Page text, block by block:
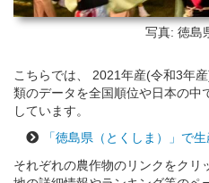
写真: 徳島
こちらでは、 2021年産(令和3年
類のデータを全国順位や日本の中
しています。
「徳島県（とくしま）」で
それぞれの農作物のリンクをクリ